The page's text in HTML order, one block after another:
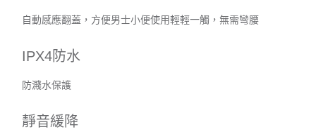
自動感應翻蓋，方便男士小便使用輕輕一觸，無需彎腰
IPX4防水
防濺水保護
靜音緩降